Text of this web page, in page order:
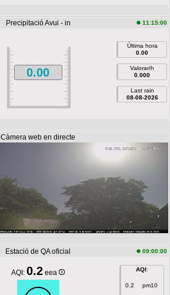
Precipitació Avui - in 11:15:00
0.00
Última hora
0.00
Valorar/h
0.000
Last rain
08-08-2026
Càmera web en directe
Estació de QA oficial 09:00:00
AQI:0.2 eea AQI:
0.2 pm10